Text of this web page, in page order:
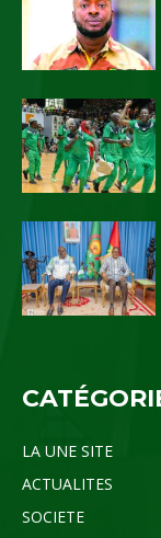
LA UNE SITE
ACTUALITES
SOCIETE